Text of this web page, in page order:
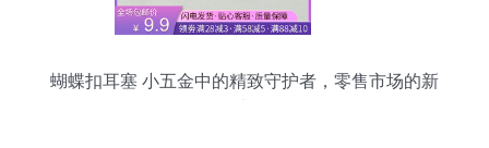
蝴蝶扣耳塞 小五金中的精致守护者，零售市场的新